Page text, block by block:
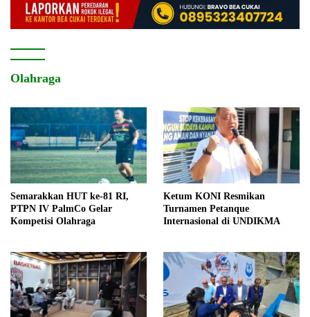
Olahraga
Semarakkan HUT ke-81 RI,
PTPN IV PalmCo Gelar
Kompetisi Olahraga
Ketum KONI Resmikan
Turnamen Petanque
Internasional di UNDIKMA